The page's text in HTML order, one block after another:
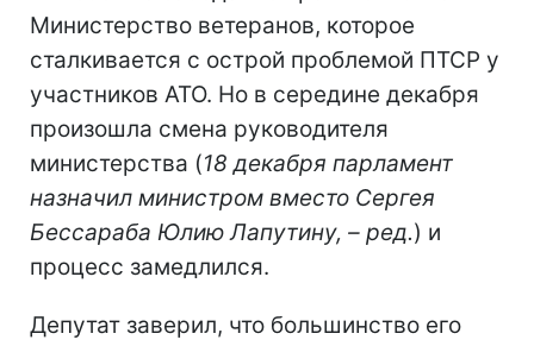
Министерство ветеранов, которое
сталкивается с острой проблемой ПТСР у
участников АТО. Но в середине декабря
произошла смена руководителя
министерства (18 декабря парламент
назначил министром вместо Сергея
Бессараба Юлию Лапутину, – ред.) и
процесс замедлился.
Депутат заверил, что большинство его